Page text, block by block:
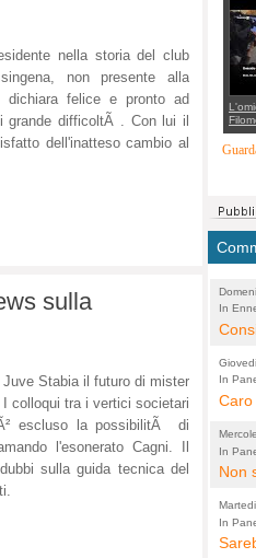
nella storia del club
non presente alla
dichiara felice e pronto ad
grande difficoltÃ . Con lui il
dell'inatteso cambio al
sulla
Stabia il futuro di mister
colloqui tra i vertici societari
escluso la possibilitÃ di
l'esonerato Cagni. Il
sulla guida tecnica del
con
In
per
che
qui
PER
In
Caro
In
Non
In